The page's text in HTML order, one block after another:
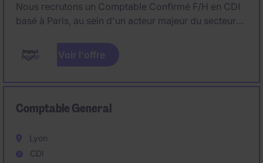
Nous recrutons un Comptable Confirmé F/H en CDI
basé à Paris, au sein d'un acteur majeur du secteur
Rattaché à la direction financière, vous intervenez
sur l'ensemble des sujets de comptabilité générale,
Voir l'offre
Comptable General
Lyon
CDI